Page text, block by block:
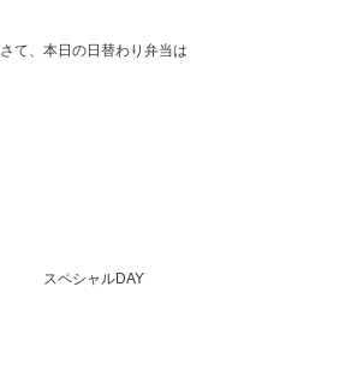
さて、本日の日替わり弁当は
スペシャルDAY